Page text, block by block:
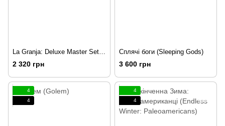
La Granja: Deluxe Master Set / La Granja: Делюкс Видання
2 320 грн
Сплячі боги (Sleeping Gods)
3 600 грн
4
4
4
4